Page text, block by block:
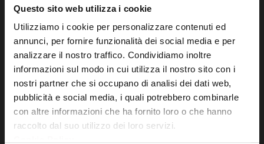
Questo sito web utilizza i cookie
Utilizziamo i cookie per personalizzare contenuti ed
annunci, per fornire funzionalità dei social media e per
analizzare il nostro traffico. Condividiamo inoltre
informazioni sul modo in cui utilizza il nostro sito con i
nostri partner che si occupano di analisi dei dati web,
pubblicità e social media, i quali potrebbero combinarle
con altre informazioni che ha fornito loro o che hanno
raccolto dal suo utilizzo dei loro servizi.
Fondazione Collegio San Carlo
Via San Carlo 5
41121 Modena (MO)
P.I. 00641060363
tel. 059.421211